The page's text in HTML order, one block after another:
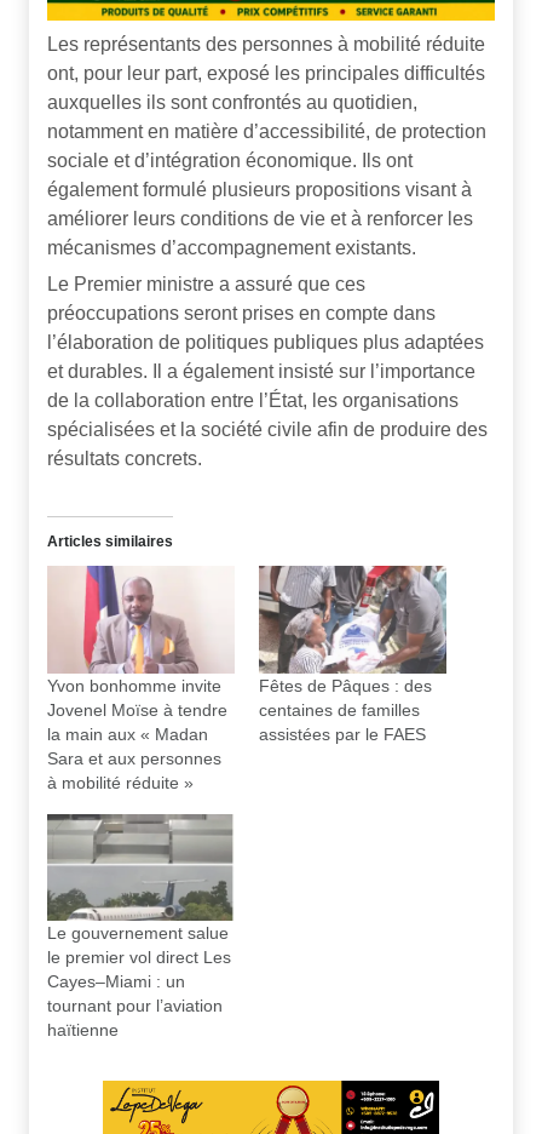
Les représentants des personnes à mobilité réduite
ont, pour leur part, exposé les principales difficultés
auxquelles ils sont confrontés au quotidien,
notamment en matière d’accessibilité, de protection
sociale et d’intégration économique. Ils ont
également formulé plusieurs propositions visant à
améliorer leurs conditions de vie et à renforcer les
mécanismes d’accompagnement existants.
Le Premier ministre a assuré que ces
préoccupations seront prises en compte dans
l’élaboration de politiques publiques plus adaptées
et durables. Il a également insisté sur l’importance
de la collaboration entre l’État, les organisations
spécialisées et la société civile afin de produire des
résultats concrets.
Articles similaires
Yvon bonhomme invite
Jovenel Moïse à tendre
la main aux « Madan
Sara et aux personnes
à mobilité réduite »
Fêtes de Pâques : des
centaines de familles
assistées par le FAES
Le gouvernement salue
le premier vol direct Les
Cayes–Miami : un
tournant pour l’aviation
haïtienne